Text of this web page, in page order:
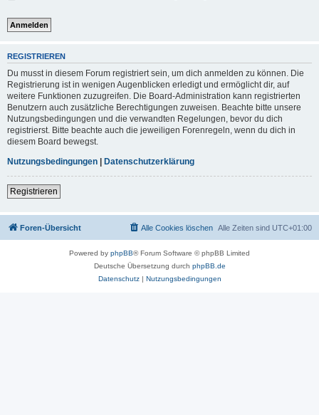
REGISTRIEREN
Du musst in diesem Forum registriert sein, um dich anmelden zu können. Die
Registrierung ist in wenigen Augenblicken erledigt und ermöglicht dir, auf
weitere Funktionen zuzugreifen. Die Board-Administration kann registrierten
Benutzern auch zusätzliche Berechtigungen zuweisen. Beachte bitte unsere
Nutzungsbedingungen und die verwandten Regelungen, bevor du dich
registrierst. Bitte beachte auch die jeweiligen Forenregeln, wenn du dich in
diesem Board bewegst.
Nutzungsbedingungen | Datenschutzerklärung
Registrieren
Foren-Übersicht Alle Zeiten sind UTC+01:00
Alle Cookies löschen
Powered by phpBB® Forum Software © phpBB Limited
Deutsche Übersetzung durch phpBB.de
Datenschutz| Nutzungsbedingungen